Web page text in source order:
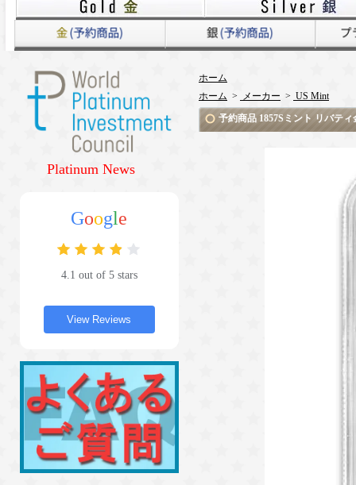
Platinum News
Google
4.1 out of 5 stars
View Reviews
ホーム
ホーム > メーカー > US Mint
予約商品 1857Sミント リバテ